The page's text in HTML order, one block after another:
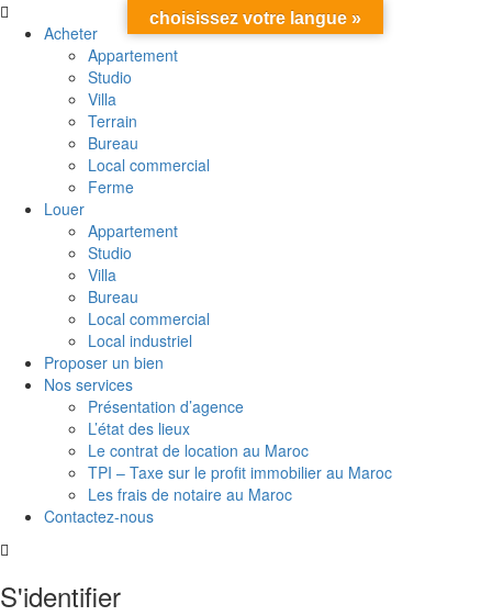
Acheter
Appartement
Studio
Villa
Terrain
Bureau
Local commercial
Ferme
Louer
Appartement
Studio
Villa
Bureau
Local commercial
Local industriel
Proposer un bien
Nos services
Présentation d’agence
L’état des lieux
Le contrat de location au Maroc
TPI – Taxe sur le profit immobilier au Maroc
Les frais de notaire au Maroc
Contactez-nous
S'identifier
choisissez votre langue »